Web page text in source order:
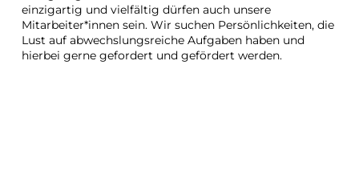
einzigartig und vielfältig dürfen auch unsere
Mitarbeiter*innen sein. Wir suchen Persönlichkeiten, die
Lust auf abwechslungsreiche Aufgaben haben und
hierbei gerne gefordert und gefördert werden.